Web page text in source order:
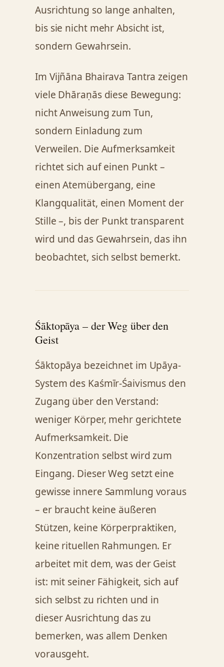
Ausrichtung so lange anhalten,
bis sie nicht mehr Absicht ist,
sondern Gewahrsein.
Im Vijñāna Bhairava Tantra zeigen
viele Dhāraṇās diese Bewegung:
nicht Anweisung zum Tun,
sondern Einladung zum
Verweilen. Die Aufmerksamkeit
richtet sich auf einen Punkt –
einen Atemübergang, eine
Klangqualität, einen Moment der
Stille –, bis der Punkt transparent
wird und das Gewahrsein, das ihn
beobachtet, sich selbst bemerkt.
Śāktopāya – der Weg über den
Geist
Śāktopāya bezeichnet im Upāya-
System des Kaśmīr-Śaivismus den
Zugang über den Verstand:
weniger Körper, mehr gerichtete
Aufmerksamkeit. Die
Konzentration selbst wird zum
Eingang. Dieser Weg setzt eine
gewisse innere Sammlung voraus
– er braucht keine äußeren
Stützen, keine Körperpraktiken,
keine rituellen Rahmungen. Er
arbeitet mit dem, was der Geist
ist: mit seiner Fähigkeit, sich auf
sich selbst zu richten und in
dieser Ausrichtung das zu
bemerken, was allem Denken
vorausgeht.